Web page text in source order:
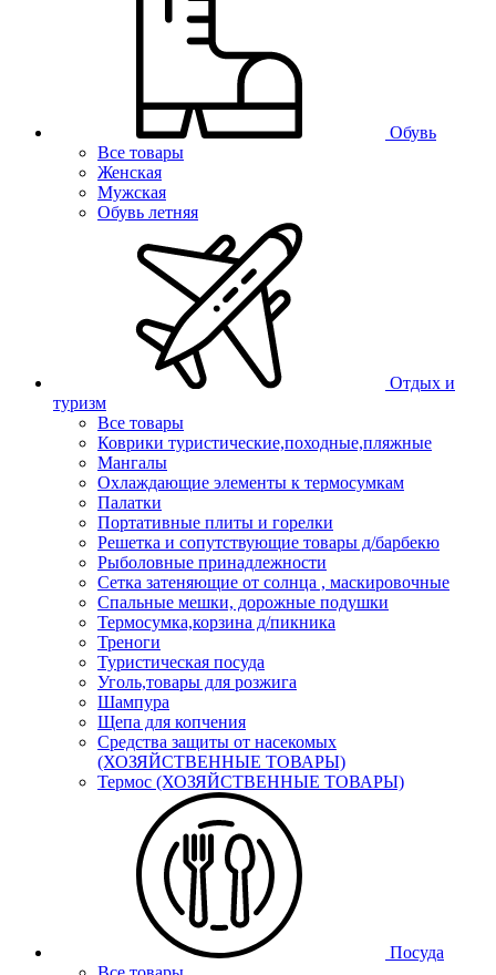
Обувь
Все товары
Женская
Мужская
Обувь летняя
Отдых и
туризм
Все товары
Коврики туристические,походные,пляжные
Мангалы
Охлаждающие элементы к термосумкам
Палатки
Портативные плиты и горелки
Решетка и сопутствующие товары д/барбекю
Рыболовные принадлежности
Сетка затеняющие от солнца , маскировочные
Спальные мешки, дорожные подушки
Термосумка,корзина д/пикника
Треноги
Туристическая посуда
Уголь,товары для розжига
Шампура
Щепа для копчения
Средства защиты от насекомых
(ХОЗЯЙСТВЕННЫЕ ТОВАРЫ)
Термос (ХОЗЯЙСТВЕННЫЕ ТОВАРЫ)
Посуда